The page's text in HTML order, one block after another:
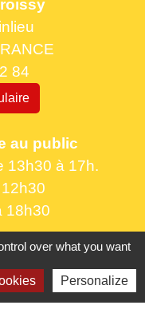
84
au public
13h30 à 17h.
18h30
over what you want
Personalize